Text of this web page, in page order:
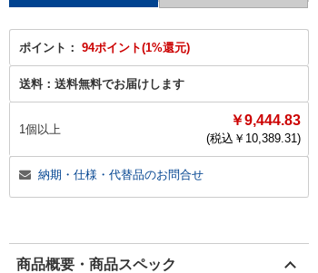
ポイント： 94ポイント(1%還元)
送料： 送料無料でお届けします
1個以上
￥9,444.83
(税込￥ 10,389.31)
納期・仕様・代替品のお問合せ
商品概要・商品スペック